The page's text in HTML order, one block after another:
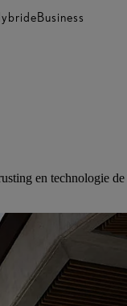
Business
en technologie